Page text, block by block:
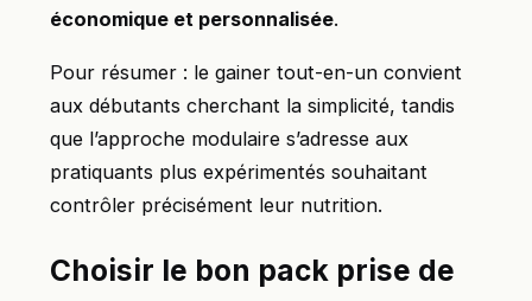
économique et personnalisée.
Pour résumer : le gainer tout-en-un convient
aux débutants cherchant la simplicité, tandis
que l’approche modulaire s’adresse aux
pratiquants plus expérimentés souhaitant
contrôler précisément leur nutrition.
Choisir le bon pack prise de